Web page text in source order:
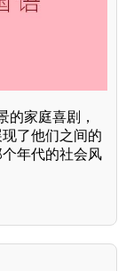
的家庭喜剧，
了他们之间的
年代的社会风